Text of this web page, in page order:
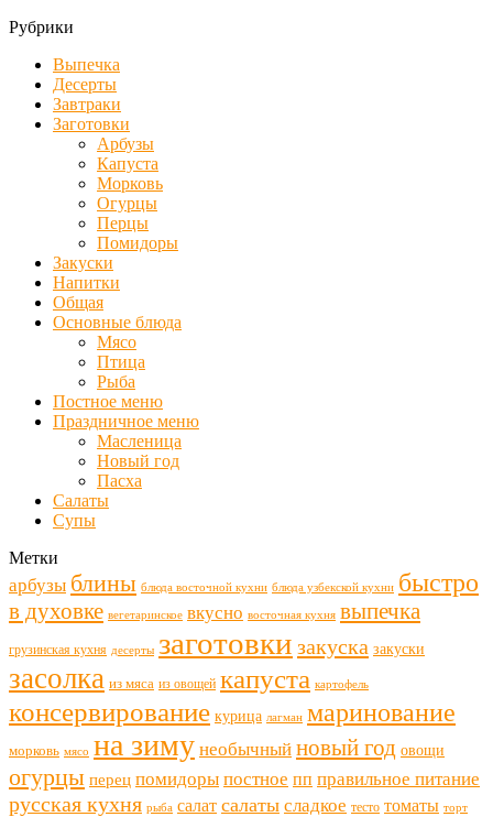
Рубрики
Выпечка
Десерты
Завтраки
Заготовки
Арбузы
Капуста
Морковь
Огурцы
Перцы
Помидоры
Закуски
Напитки
Общая
Основные блюда
Мясо
Птица
Рыба
Постное меню
Праздничное меню
Масленица
Новый год
Пасха
Салаты
Супы
Метки
арбузы блины блюда восточной кухни блюда узбекской кухни быстро
в духовке вегетаринское вкусно восточная кухня выпечка
грузинская кухня десерты заготовки закуска закуски
засолка из мяса из овощей капуста картофель
консервирование курица лагман маринование
морковь мясо на зиму необычный новый год овощи
огурцы перец помидоры постное пп правильное питание
русская кухня рыба салат салаты сладкое тесто томаты торт